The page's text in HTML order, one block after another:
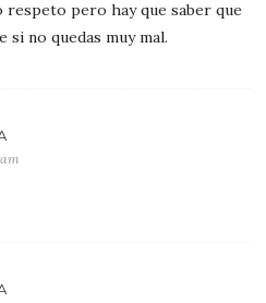
respeto pero hay que saber que
si no quedas muy mal.